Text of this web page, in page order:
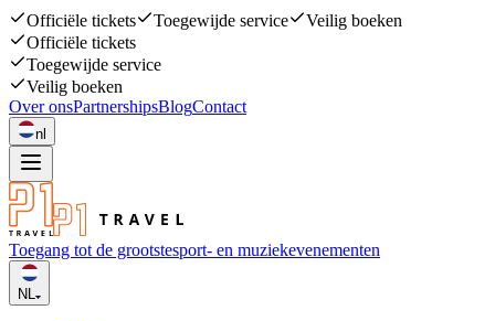
Officiële tickets Toegewijde service
Veilig boeken
Officiële tickets
Toegewijde service
Veilig boeken
Over onsPartnershipsBlogContact
nl
Toegang tot de grootstesport- en muziekevenementen
NL